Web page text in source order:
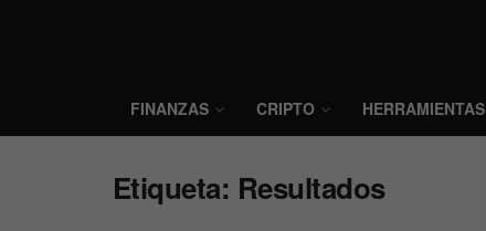
FINANZAS CRIPTO HERRAMIENTAS
Etiqueta: Resultados